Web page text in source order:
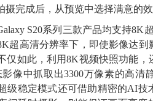
摄完成后，从预览中选择满意的
S20系列三款产品均支持8K
超高清分辨率下，即使影像达
仅如此，利用8K视频快照功能
像中抓取出3300万像素的高清
级稳定模式还可借助精密的AI技